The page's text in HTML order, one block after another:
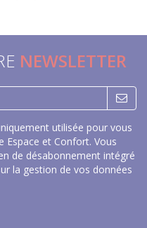
NEWSLETTER
utilisée pour vous
Espace et Confort. Vous
de désabonnement intégré
la gestion de vos données